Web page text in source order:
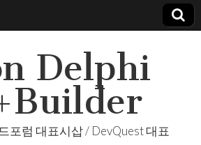
Delphi
포럼 대표시삽 / DevQuest 대표